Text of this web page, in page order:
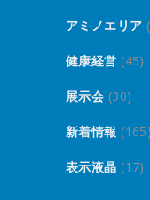
アミノエリア
健康経営 (45)
展示会 (30)
新着情報 (165)
表示液晶 (17)